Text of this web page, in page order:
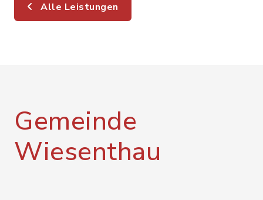
Alle Leistungen
Gemeinde
Wiesenthau